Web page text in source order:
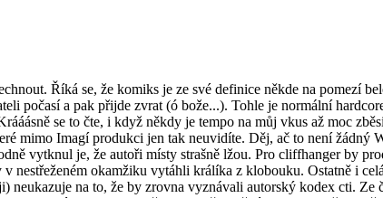
Říká se, že komiks je ze své definice někde na pomezí
počasí a pak přijde zvrat (ó bože...). Tohle je normální
se to čte, i když někdy je tempo na můj vkus až moc
mimo Imagí produkci jen tak neuvidíte. Děj, ač to není žádný
vytknul je, že autoři místy strašně lžou. Pro cliffhanger by
nestřeženém okamžiku vytáhli králíka z klobouku. Ostatně i
na to, že by zrovna vyznávali autorský kodex cti. Ze